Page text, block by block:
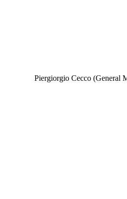
Piergiorgio Cecco (General